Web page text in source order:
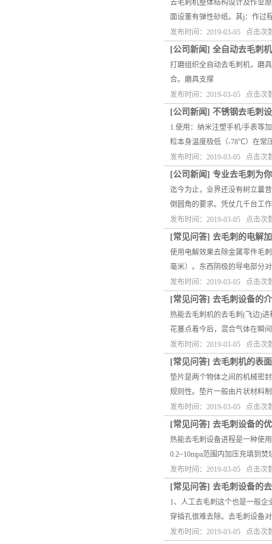
去毛刺机整体结构设计及作业
面设董有弹性砂纸。其j：作过
发布时间：2019-03-05 点击次
[公司新闻] 全自动去毛刺
打磨组织全自动去毛刺机，磨
合。磨具支撑
发布时间：2019-03-05 点击次
[公司新闻] 不锈钢去毛刺
1.使用：纳米注塑手机/手表等
粒本身温度极低（-78℃）在常
发布时间：2019-03-05 点击次
[公司新闻] 专业去毛刺为
迄今为止，业界还没有树立曩
倒圆角的要求。凭仗几千台工
发布时间：2019-03-05 点击次
[常见问答] 去毛刺的电解
使用电解效果去除金属零件毛
毫米）。东西阴极的导电部分
发布时间：2019-03-05 点击次
[常见问答] 去毛刺设备的
热能去毛刺机的去毛刺(飞边)
花塞点着今后，混合气体在瞬
发布时间：2019-03-05 点击次
[常见问答] 去毛刺机的表
垫片是两个物体之间的机械密
规则性。垫片一般由片状材料
发布时间：2019-03-05 点击次
[常见问答] 去毛刺设备的
热能去毛刺设备进程是一种使
0.2~10mpa范围内加压充填到
发布时间：2019-03-05 点击次
[常见问答] 去毛刺设备的
1、人工去毛刺这个也是一般
穿插孔很难去除。去毛刺设备
发布时间：2019-03-05 点击次